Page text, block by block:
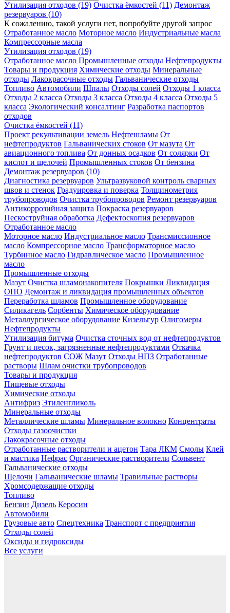
Утилизация отходов (19) Очистка ёмкостей (11) Демонтаж
резервуаров (10)
К сожалению, такой услуги нет, попробуйте другой запрос
Отработанное масло Моторное масло Индустриальные масла
Компрессорные масла
Утилизация отходов (19)
Отработанное масло Промышленные отходы Нефтепродукты
Товары и продукция Химические отходы Минеральные
отходы Лакокрасочные отходы Гальванические отходы
Топливо Автомобили Шпалы Отходы солей Отходы 1 класса
Отходы 2 класса Отходы 3 класса Отходы 4 класса Отходы 5
класса Экологический консалтинг Разработка паспортов
отходов
Очистка ёмкостей (11)
Проект рекультивации земель Нефтешламы От
нефтепродуктов Гальванических стоков От мазута От
авиационного топлива От донных осадков От солярки От
кислот и щелочей Промышленных стоков От бензина
Демонтаж резервуаров (10)
Диагностика резервуаров Ультразвуковой контроль сварных
швов и стенок Градуировка и поверка Толщинометрия
трубопроводов Очистка трубопроводов Ремонт резервуаров
Антикоррозийная защита Покраска резервуаров
Пескоструйная обработка Дефектоскопия резервуаров
Отработанное масло
Моторное масло Индустриальное масло Трансмиссионное
масло Компрессорное масло Трансформаторное масло
Турбинное масло Гидравлическое масло Промышленное
масло
Промышленные отходы
Мазут Очистка шламонакопителя Покрышки Ликвидация
ОПО Демонтаж и ликвидация промышленных объектов
Переработка шламов Промышленное оборудование
Силикагель Сорбенты Химическое оборудование
Металлургическое оборудование Кизельгур Олигомеры
Нефтепродукты
Утилизация битума Очистка сточных вод от нефтепродуктов
Грунт и песок, загрязненные нефтепродуктами Откачка
нефтепродуктов СОЖ Мазут Отходы НПЗ Отработанные
растворы Шлам очистки трубопроводов
Товары и продукция
Пищевые отходы
Химические отходы
Антифриз Этиленгликоль
Минеральные отходы
Металлические шламы Минеральное волокно Концентраты
Отходы газоочистки
Лакокрасочные отходы
Отработанные растворители и ацетон Тара ЛКМ Смолы Клей
и мастика Нефрас Органические растворители Сольвент
Гальванические отходы
Щелочи Гальванические шламы Травильные растворы
Хромсодержащие отходы
Топливо
Бензин Дизель Керосин
Автомобили
Грузовые авто Спецтехника Транспорт с предприятия
Отходы солей
Оксиды и гидроксиды
Все услуги